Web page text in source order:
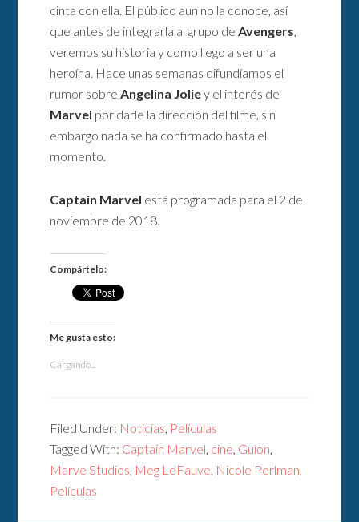
cinta con ella. El público aun no la conoce, así
que antes de integrarla al grupo de Avengers,
veremos su historia y como llego a ser una
heroína. Hace unas semanas difundíamos el
rumor sobreAngelina Joliey el interés de
Marvel por darle la dirección del filme, sin
embargo nada se ha confirmado hasta el
momento.
Captain Marvel está programada para el 2 de
noviembre de 2018.
Compártelo:
Me gusta esto:
Cargando...
Filed Under: Noticias, Películas
Tagged With: Captain Marvel, cine, Guion,
Marve Studios, Meg LeFauve, Nicole Perlman,
Películas